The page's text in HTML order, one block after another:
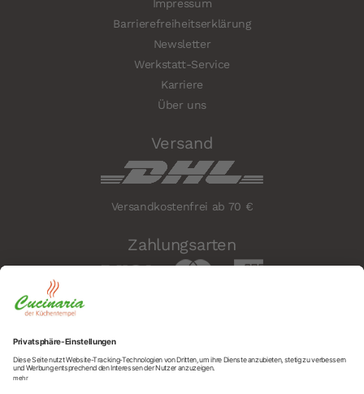
Impressum
Barrierefreiheitserklärung
Newsletter
Werkstatt-Service
Karriere
Über uns
Versand
Versandkostenfrei ab 70 €
Zahlungsarten
Sicherheit